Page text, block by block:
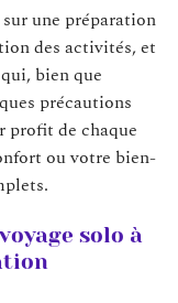
une préparation
des activités, et
bien que
précautions
profit de chaque
ou votre bien-
solo à